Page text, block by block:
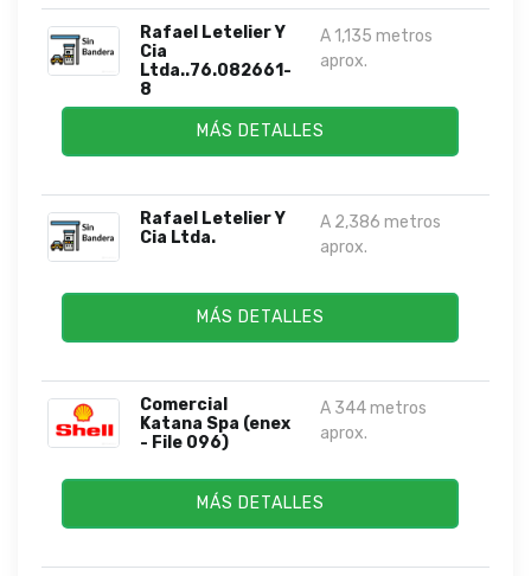
Rafael Letelier Y
Cia
Ltda..76.082661-
8
A 1,135 metros
aprox.
MÁS DETALLES
Rafael Letelier Y
Cia Ltda.
A 2,386 metros
aprox.
MÁS DETALLES
Comercial
Katana Spa (enex
- File 096)
A 344 metros
aprox.
MÁS DETALLES